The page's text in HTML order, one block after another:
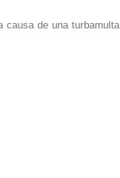
causa de una turbamulta